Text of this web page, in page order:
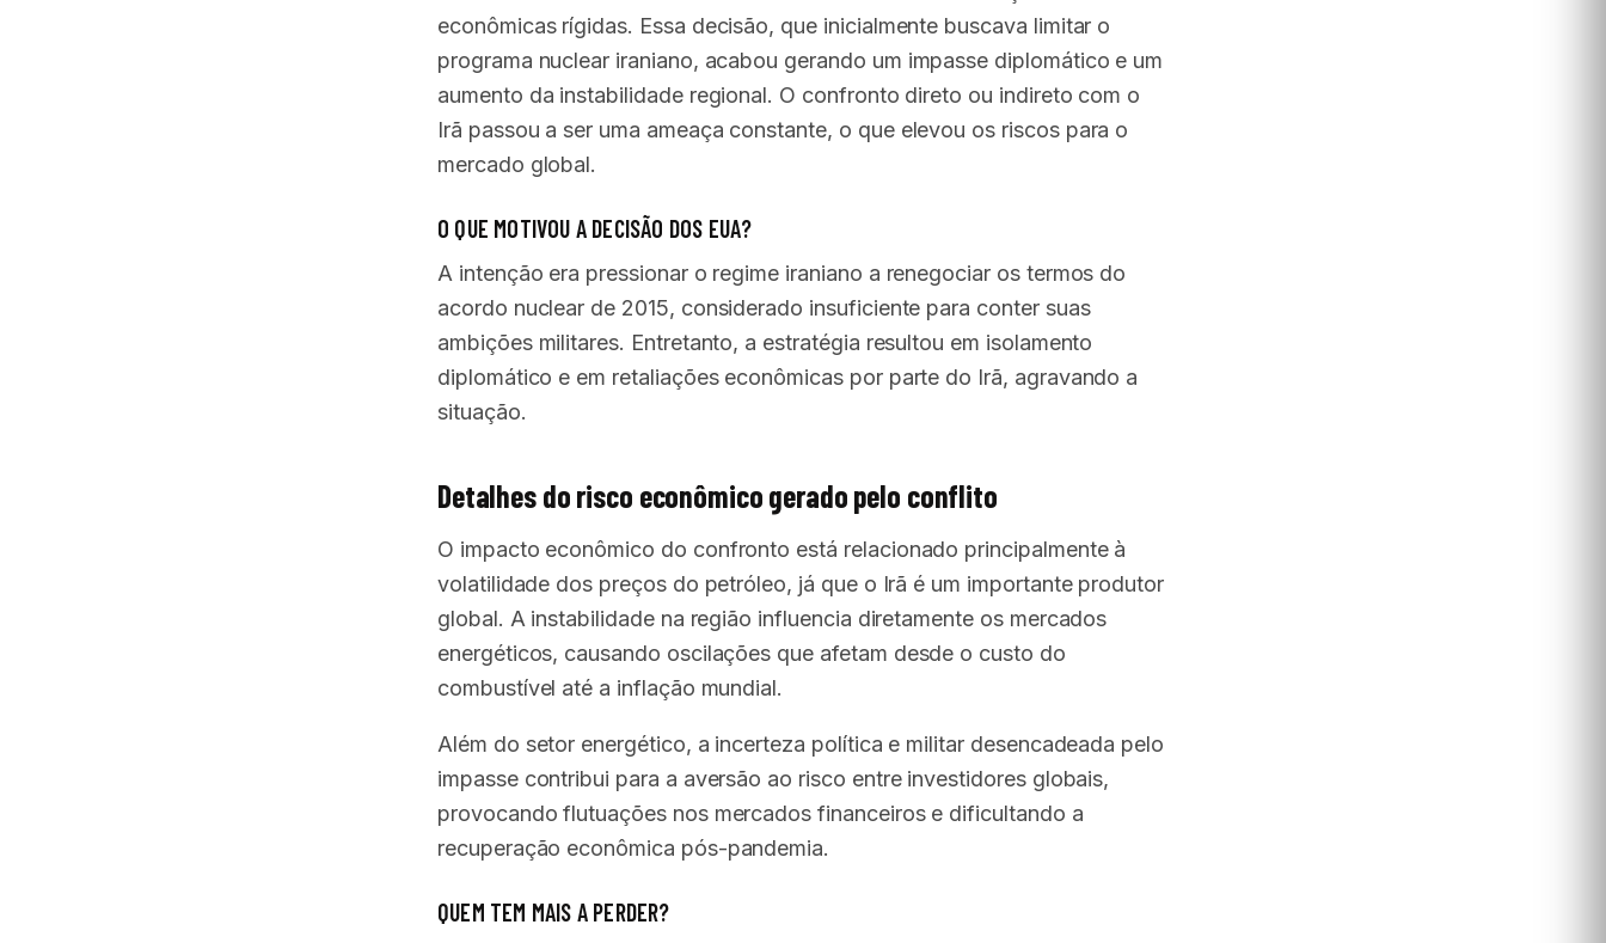
econômicas rígidas. Essa decisão, que inicialmente buscava limitar o
programa nuclear iraniano, acabou gerando um impasse diplomático e um
aumento da instabilidade regional. O confronto direto ou indireto com o
Irã passou a ser uma ameaça constante, o que elevou os riscos para o
mercado global.
O QUE MOTIVOU A DECISÃO DOS EUA?
A intenção era pressionar o regime iraniano a renegociar os termos do
acordo nuclear de 2015, considerado insuficiente para conter suas
ambições militares. Entretanto, a estratégia resultou em isolamento
diplomático e em retaliações econômicas por parte do Irã, agravando a
situação.
Detalhes do risco econômico gerado pelo conflito
O impacto econômico do confronto está relacionado principalmente à
volatilidade dos preços do petróleo, já que o Irã é um importante produtor
global. A instabilidade na região influencia diretamente os mercados
energéticos, causando oscilações que afetam desde o custo do
combustível até a inflação mundial.
Além do setor energético, a incerteza política e militar desencadeada pelo
impasse contribui para a aversão ao risco entre investidores globais,
provocando flutuações nos mercados financeiros e dificultando a
recuperação econômica pós-pandemia.
QUEM TEM MAIS A PERDER?